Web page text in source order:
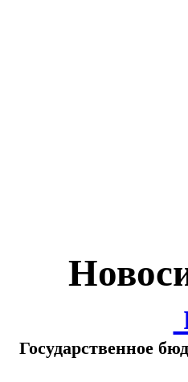
Государственное